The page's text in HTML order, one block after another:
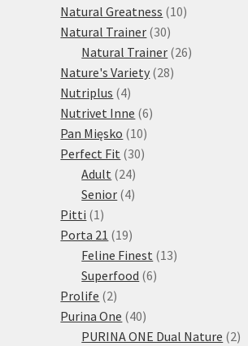
Natural Greatness 1010
Natural Trainer 3030
produktů
Natural Trainer 2626
Nature's Variety 2828
Nutriplus 44
produkty
Nutrivet Inne 66
Pan Mięsko 1010
produktů
Perfect Fit 3030
Adult 2424
produktů
Senior 44
Pitti 1 1
produkt
Porta 21 1919
produktů
Feline Finest 1313
Superfood 66
Prolife 22
produkty
Purina One 4040
produktů
PURINA ONE Dual Nature 22